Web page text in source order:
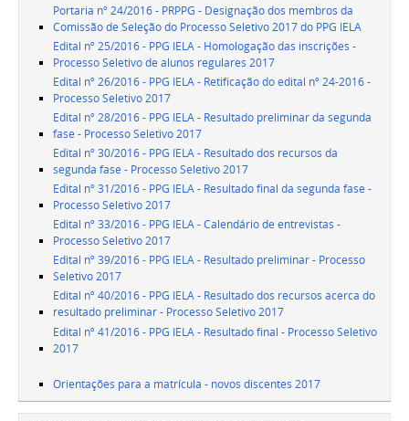
Portaria nº 24/2016 - PRPPG - Designação dos membros da
Comissão de Seleção do Processo Seletivo 2017 do PPG IELA
Edital nº 25/2016 - PPG IELA - Homologação das inscrições -
Processo Seletivo de alunos regulares 2017
Edital nº 26/2016 - PPG IELA - Retificação do edital nº 24-2016 -
Processo Seletivo 2017
Edital nº 28/2016 - PPG IELA - Resultado preliminar da segunda
fase - Processo Seletivo 2017
Edital nº 30/2016 - PPG IELA - Resultado dos recursos da
segunda fase - Processo Seletivo 2017
Edital nº 31/2016 - PPG IELA - Resultado final da segunda fase -
Processo Seletivo 2017
Edital nº 33/2016 - PPG IELA - Calendário de entrevistas -
Processo Seletivo 2017
Edital nº 39/2016 - PPG IELA - Resultado preliminar - Processo
Seletivo 2017
Edital nº 40/2016 - PPG IELA - Resultado dos recursos acerca do
resultado preliminar - Processo Seletivo 2017
Edital nº 41/2016 - PPG IELA - Resultado final - Processo Seletivo
2017
Orientações para a matrícula - novos discentes 2017